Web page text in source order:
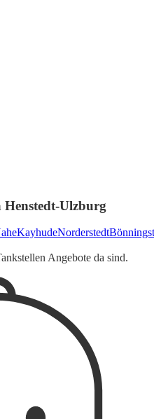
Henstedt-Ulzburg
KayhudeNorderstedt
Angebote da sind.